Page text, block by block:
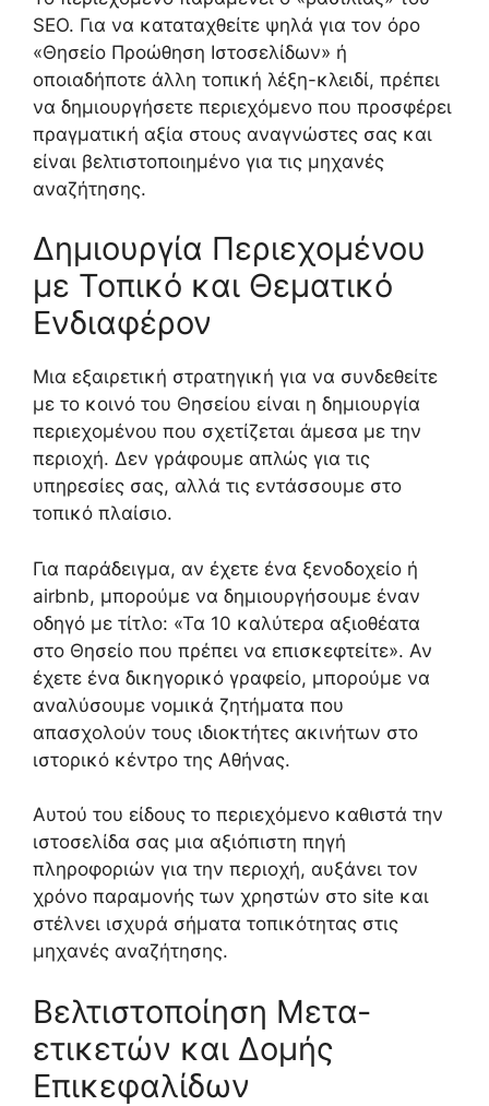
SEO. Για να καταταχθείτε ψηλά για τον όρο
«Θησείο Προώθηση Ιστοσελίδων» ή
οποιαδήποτε άλλη τοπική λέξη-κλειδί, πρέπει
να δημιουργήσετε περιεχόμενο που προσφέρει
πραγματική αξία στους αναγνώστες σας και
είναι βελτιστοποιημένο για τις μηχανές
αναζήτησης.
Δημιουργία Περιεχομένου
με Τοπικό και Θεματικό
Ενδιαφέρον
Μια εξαιρετική στρατηγική για να συνδεθείτε
με το κοινό του Θησείου είναι η δημιουργία
περιεχομένου που σχετίζεται άμεσα με την
περιοχή. Δεν γράφουμε απλώς για τις
υπηρεσίες σας, αλλά τις εντάσσουμε στο
τοπικό πλαίσιο.
Για παράδειγμα, αν έχετε ένα ξενοδοχείο ή
airbnb, μπορούμε να δημιουργήσουμε έναν
οδηγό με τίτλο: «Τα 10 καλύτερα αξιοθέατα
στο Θησείο που πρέπει να επισκεφτείτε». Αν
έχετε ένα δικηγορικό γραφείο, μπορούμε να
αναλύσουμε νομικά ζητήματα που
απασχολούν τους ιδιοκτήτες ακινήτων στο
ιστορικό κέντρο της Αθήνας.
Αυτού του είδους το περιεχόμενο καθιστά την
ιστοσελίδα σας μια αξιόπιστη πηγή
πληροφοριών για την περιοχή, αυξάνει τον
χρόνο παραμονής των χρηστών στο site και
στέλνει ισχυρά σήματα τοπικότητας στις
μηχανές αναζήτησης.
Βελτιστοποίηση Μετα-
ετικετών και Δομής
Επικεφαλίδων